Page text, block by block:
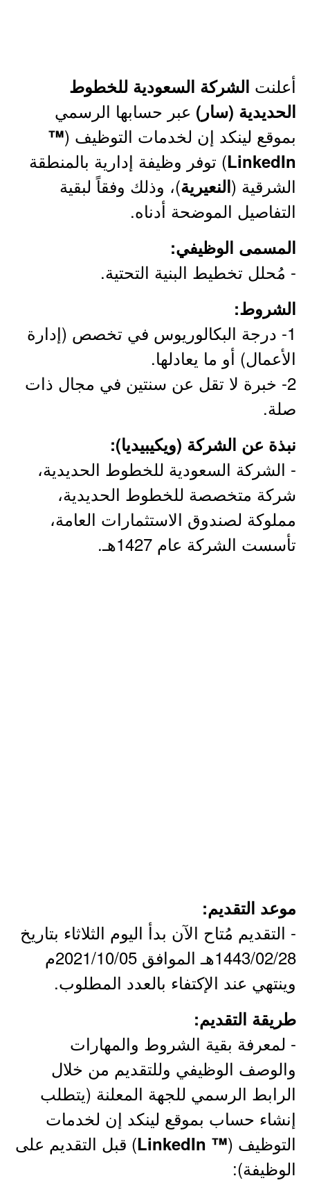
أعلنت الشركة السعودية للخطوط
الحديدية (سار) عبر حسابها الرسمي
بموقع لينكد إن لخدمات التوظيف (™
LinkedIn) توفر وظيفة إدارية بالمنطقة
الشرقية (النعيرية)، وذلك وفقاً لبقية
التفاصيل الموضحة أدناه.
المسمى الوظيفي:
- مُحلل تخطيط البنية التحتية.
الشروط:
1- درجة البكالوريوس في تخصص (إدارة
الأعمال) أو ما يعادلها.
2- خبرة لا تقل عن سنتين في مجال ذات
صلة.
نبذة عن الشركة (ويكيبيديا):
- الشركة السعودية للخطوط الحديدية،
شركة متخصصة للخطوط الحديدية،
مملوكة لصندوق الاستثمارات العامة،
تأسست الشركة عام 1427هـ.
موعد التقديم:
- التقديم مُتاح الآن بدأ اليوم الثلاثاء بتاريخ
1443/02/28هـ الموافق 2021/10/05م
وينتهي عند الإكتفاء بالعدد المطلوب.
طريقة التقديم:
- لمعرفة بقية الشروط والمهارات
والوصف الوظيفي وللتقديم من خلال
الرابط الرسمي للجهة المعلنة (يتطلب
إنشاء حساب بموقع لينكد إن لخدمات
التوظيف (™ LinkedIn
) قبل التقديم على
الوظيفة):